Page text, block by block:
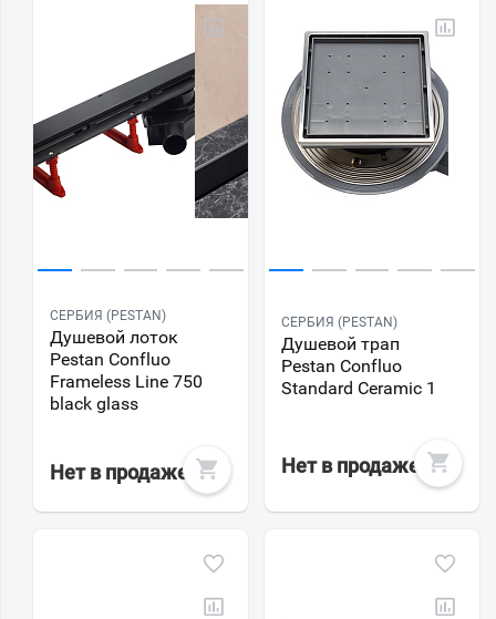
СЕРБИЯ (PESTAN)
Душевой лоток
Pestan Confluo
Frameless Line 750
black glass
Нет в продаже
СЕРБИЯ (PESTAN)
Душевой трап
Pestan Confluo
Standard Ceramic 1
Нет в продаже